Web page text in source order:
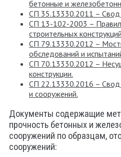
бетонные и
СП 35.13330.2011 – Свод
СП 13-102-2003 –
строительных
СП 79.13330.2012 –
обследований и
СП 70.13330.2012 –
конструкции.
СП 22.13330.2016 – Свод
и сооружений.
Документы содержащие
прочность бетонных и
сооружений по образцам,
сооружений: